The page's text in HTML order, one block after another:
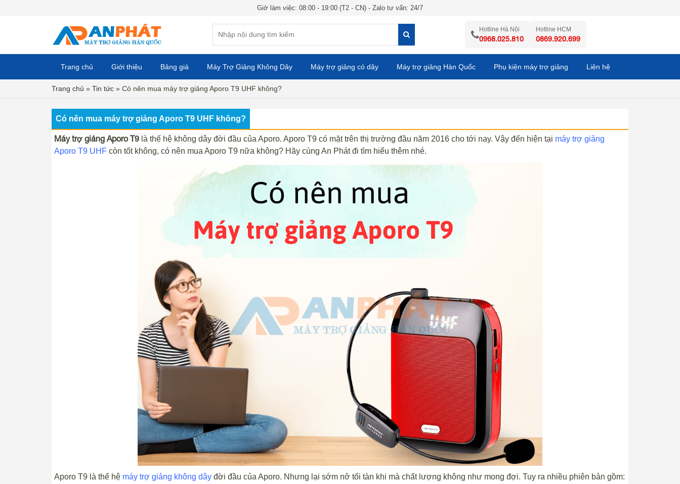
Giờ làm việc: 08:00 - 19:00 (T2 - CN) - Zalo tư vấn: 24/7
Hotline Hà Nội
0968.025.810
Hotline HCM
0869.920.699
Trang chủ Giới thiệu Bảng giá Máy Trợ Giảng Không Dây Máy trợ giảng có dây Máy trợ giảng Hàn Quốc Phụ kiện máy trợ giảng Liên hệ
Trang chủ » Tin tức » Có nên mua máy trợ giảng Aporo T9 UHF không?
Có nên mua máy trợ giảng Aporo T9 UHF không?
Máy trợ giảng Aporo T9 là thế hệ không dây đời đầu của Aporo. Aporo T9 có mặt trên thị trường đầu năm 2016 cho tới nay. Vậy đến hiện tại máy trợ giảng
Aporo T9 UHF còn tốt không, có nên mua Aporo T9 nữa không? Hãy cùng An Phát đi tìm hiểu thêm nhé.
Aporo T9 là thế hệ máy trợ giảng không dây đời đầu của Aporo. Nhưng lại sớm nở tối tàn khi mà chất lượng không như mong đợi. Tuy ra nhiều phiên bản gồm: